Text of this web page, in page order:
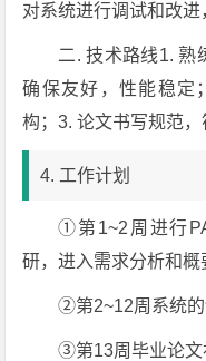
对系统进行调试和改进
二. 技术路线1. 熟
确保友好，性能稳定
构；3. 论文书写规范，
4. 工作计划
①第1~2周进行
研，进入需求分析和概
②第2~12周系统的
③第13周毕业论文